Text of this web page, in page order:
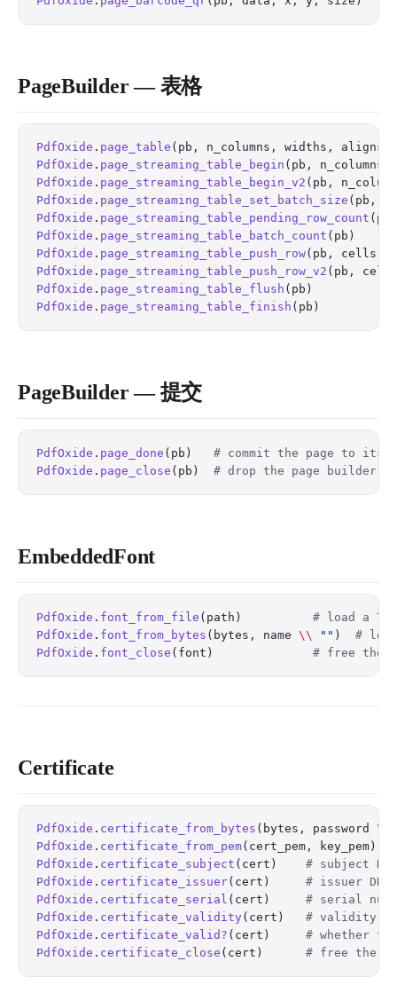
PageBuilder — 表格
PdfOxide . page_table (pb, n_columns, widths,
PdfOxide . page_streaming_table_begin (pb,
PdfOxide . page_streaming_table_begin_v2 (pb,
PdfOxide . page_streaming_table_set_batch_size (pb,
PdfOxide . page_streaming_table_pending_row_count
PdfOxide . page_streaming_table_batch_count
PdfOxide . page_streaming_table_push_row(pb,
PdfOxide . page_streaming_table_push_row_v2 (pb,
PdfOxide . page_streaming_table_flush
PdfOxide . page_streaming_table_finish
PageBuilder — 提交
PdfOxide . page_done (pb) # commit the page to its
PdfOxide . page_close (pb) # drop the page builder
EmbeddedFont
PdfOxide . font_from_file (path) # load a
PdfOxide . font_from_bytes (bytes, name \\ "" ) #
PdfOxide . font_close (font) # free the
Certificate
PdfOxide . certificate_from_bytes (bytes, password \\
PdfOxide . certificate_from_pem(cert_pem,
PdfOxide . certificate_subject (cert) # subject DN
PdfOxide . certificate_issuer(cert) # issuer DN
PdfOxide . certificate_serial (cert) # serial
PdfOxide . certificate_validity (cert) # validity
PdfOxide . certificate_valid? (cert) # whether
PdfOxide . certificate_close (cert) # free the